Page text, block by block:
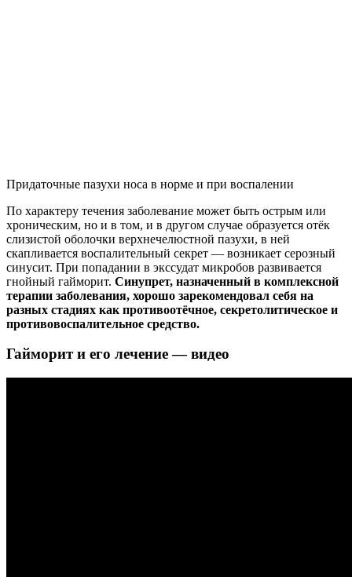
Придаточные пазухи носа в норме и при воспалении
По характеру течения заболевание может быть острым или
хроническим, но и в том, и в другом случае образуется отёк
слизистой оболочки верхнечелюстной пазухи, в ней
скапливается воспалительный секрет — возникает серозный
синусит. При попадании в экссудат микробов развивается
гнойный гайморит. Синупрет, назначенный в комплексной
терапии заболевания, хорошо зарекомендовал себя на
разных стадиях как противоотёчное, секретолитическое и
противовоспалительное средство.
Гайморит и его лечение — видео